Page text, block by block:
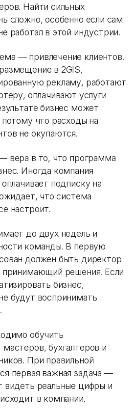
Найти сильных
сложно, особенно если сам
работал в этой индустрии.
— привлечение клиентов.
в 2GIS,
рекламу, работают
оплачивают услуги
бизнес может
что расходы на
не окупаются.
вера в то, что программа
Иногда компания
подписку на
что система
настроит.
до двух недель и
команды. В первую
должен быть директор
принимающий решения. Если
бизнес,
будут воспринимать
обучить
бухгалтеров и
При правильной
первая важная задача —
видеть реальные цифры и
в компании.